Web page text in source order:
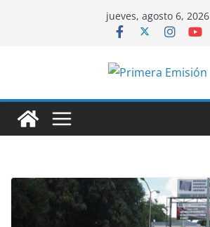
jueves, agosto 6, 2026